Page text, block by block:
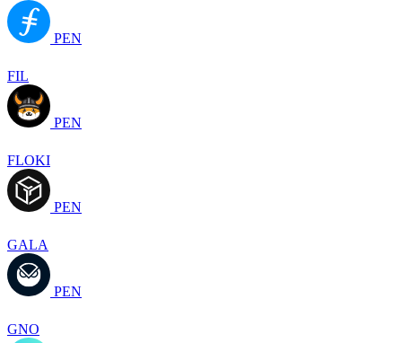
PEN
FIL
PEN
FLOKI
PEN
GALA
PEN
GNO